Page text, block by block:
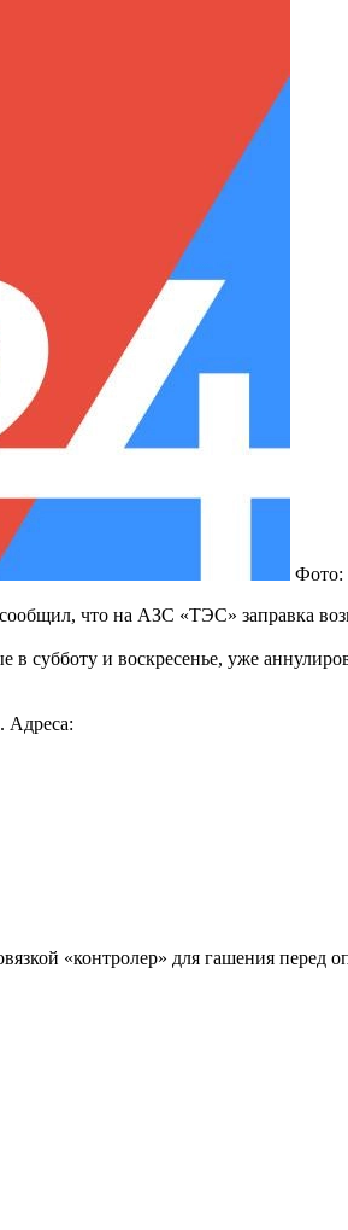
Фото:
что на АЗС «ТЭС» заправка
субботу и воскресенье, уже
Адреса:
«контролер» для гашения перед